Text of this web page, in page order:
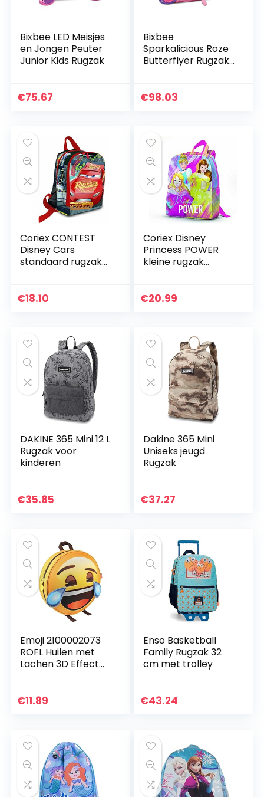
Bixbee LED Meisjes
en Jongen Peuter
Junior Kids Rugzak
€75.67
Bixbee
Sparkalicious Roze
Butterflyer Rugzak,
€98.03
Coriex CONTEST
Disney Cars
standaard rugzak
€18.10
Coriex Disney
Princess POWER
kleine rugzak
€20.99
DAKINE 365 Mini 12 L
Rugzak voor
kinderen
€35.85
Dakine 365 Mini
Uniseks jeugd
Rugzak
€37.27
Emoji 2100002073
ROFL Huilen met
Lachen 3D Effect
centimeter
€11.89
Enso Basketball
Family Rugzak 32
cm met trolley
€43.24